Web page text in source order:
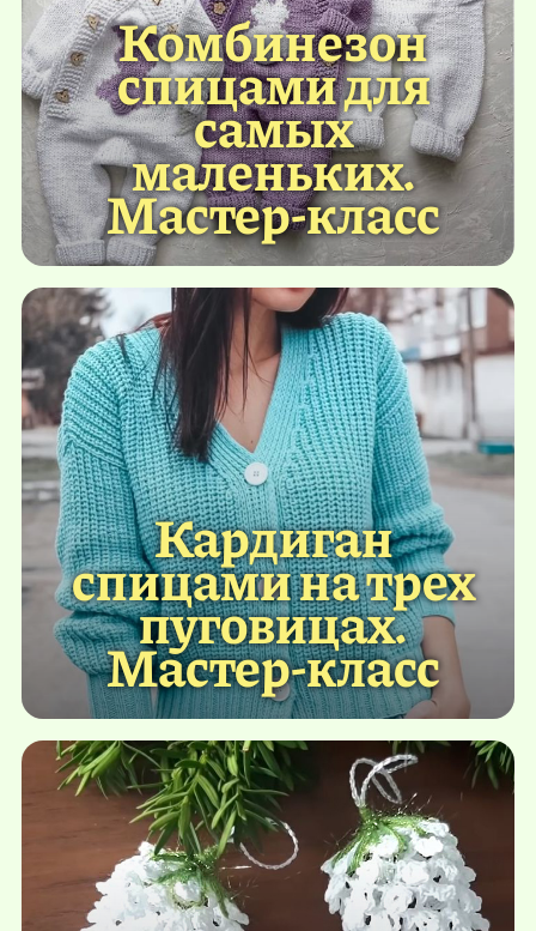
Комбинезон
спицами для
самых
маленьких.
Мастер-класс
Кардиган
спицами на трех
пуговицах.
Мастер-класс